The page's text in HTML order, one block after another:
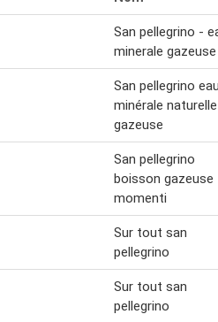
San pellegrino -
minerale gazeuse
San pellegrino eau
minérale naturelle
gazeuse
San pellegrino
boisson gazeuse
momenti
Sur tout san
pellegrino
Sur tout san
pellegrino